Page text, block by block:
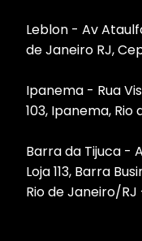
Leblon - Av
de Janeiro RJ,
Ipanema - Rua
103, Ipanema,
Barra da Tijuca -
Loja 113, Barra
Rio de Janeiro/RJ